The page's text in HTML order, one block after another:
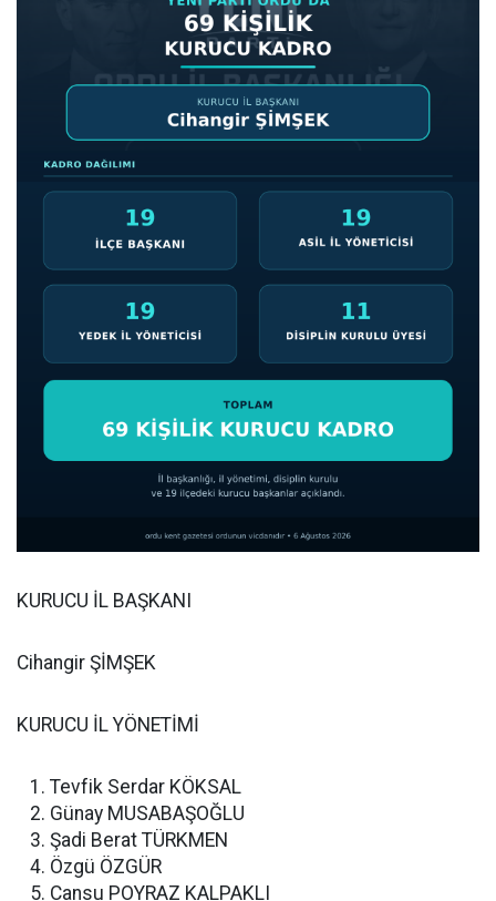
KURUCU İL BAŞKANI
Cihangir ŞİMŞEK
KURUCU İL YÖNETİMİ
Tevfik Serdar KÖKSAL
Günay MUSABAŞOĞLU
Şadi Berat TÜRKMEN
Özgü ÖZGÜR
Cansu POYRAZ KALPAKLI